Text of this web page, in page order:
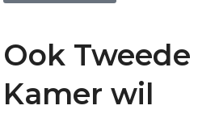
Ook Tweede
Kamer wil